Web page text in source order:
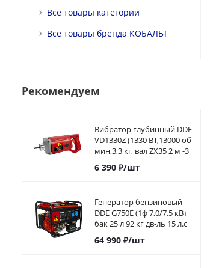
Все товары категории
Все товары бренда КОБАЛЬТ
Рекомендуем
Вибратор глубинный DDE
VD1330Z (1330 ВТ,13000 об
мин,3,3 кг, вал ZX35 2 м -3
6 390₽/шт
Генератор бензиновый
DDE G750E (1ф 7,0/7,5 кВт
бак 25 л 92 кг дв-ль 15 л.с
элстарт)917-460
64 990₽/шт